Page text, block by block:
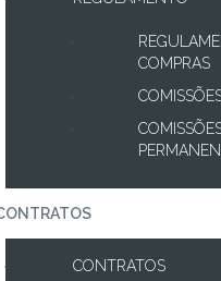
COMPRAS
CONTRATOS